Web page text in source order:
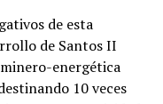
de esta
de Santos II
energética
10 veces